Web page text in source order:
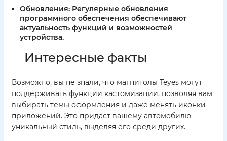
Обновления: Регулярные обновления
программного обеспечения обеспечивают
актуальность функций и возможностей
устройства.
Интересные факты
Возможно, вы не знали, что магнитолы Teyes могут
поддерживать функции кастомизации, позволяя вам
выбирать темы оформления и даже менять иконки
приложений. Это придаст вашему автомобилю
уникальный стиль, выделяя его среди других.